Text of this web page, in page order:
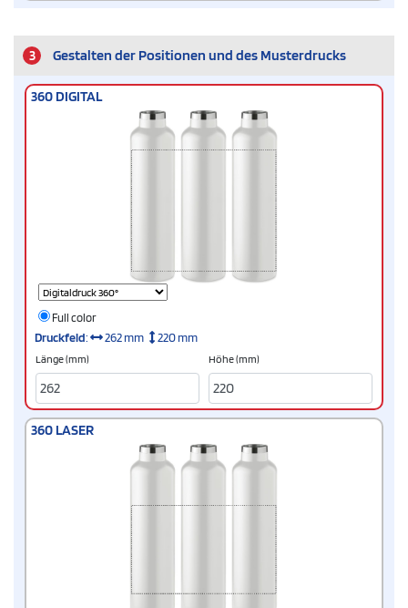
3 Gestalten der Positionen und des Musterdrucks
360 DIGITAL
Full color
Druckfeld: 262 mm 220 mm
Länge (mm) Höhe (mm)
360 LASER